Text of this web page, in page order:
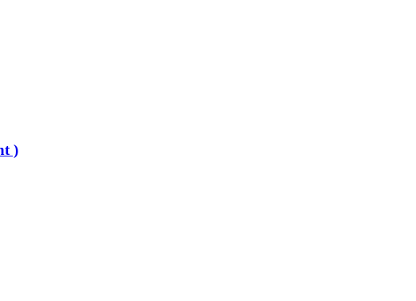
)